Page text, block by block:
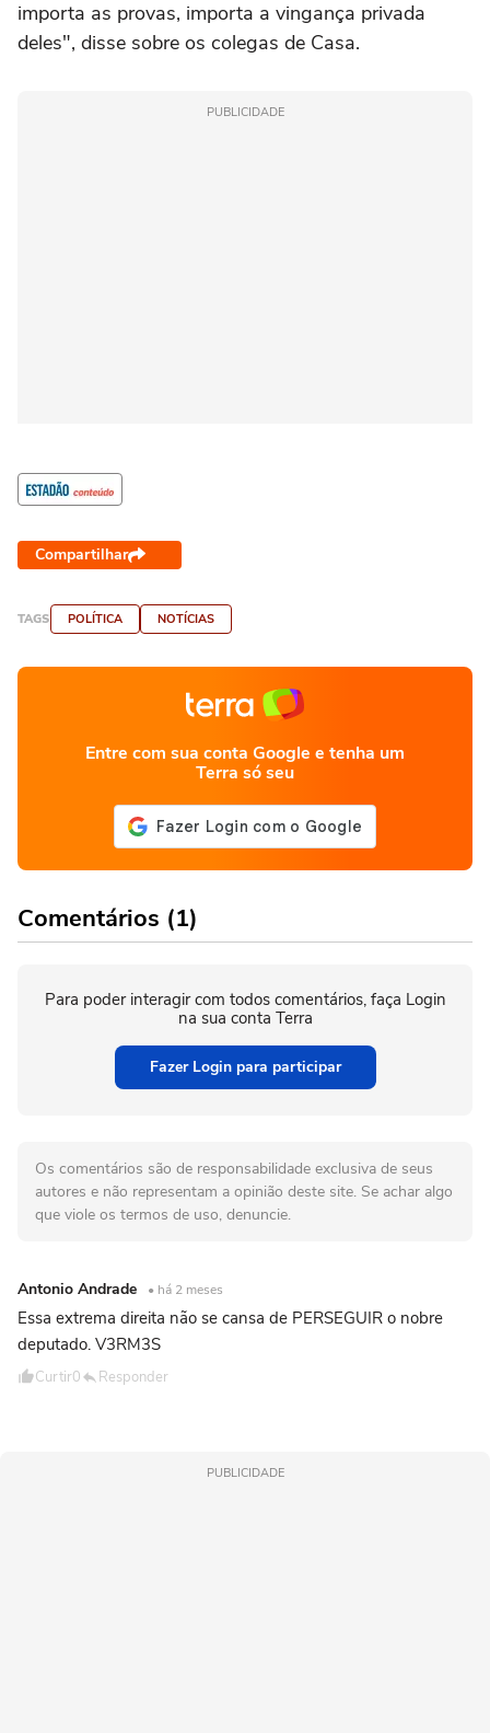
importa as provas, importa a vingança privada
deles", disse sobre os colegas de Casa.
PUBLICIDADE
Compartilhar
TAGS POLÍTICA NOTÍCIAS
Entre com sua conta Google e tenha um
Terra só seu
Comentários (1)
Para poder interagir com todos comentários, faça Login
na sua conta Terra
Fazer Login para participar
Os comentários são de responsabilidade exclusiva de seus
autores e não representam a opinião deste site. Se achar algo
que viole os termos de uso, denuncie.
Antonio Andrade • há 2 meses
Essa extrema direita não se cansa de PERSEGUIR o nobre
deputado. V3RM3S
Curtir0 Responder
PUBLICIDADE